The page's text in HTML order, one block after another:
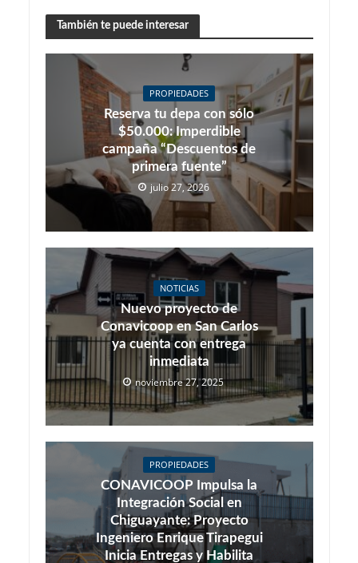
También te puede interesar
PROPIEDADES
Reserva tu depa con sólo
$50.000: Imperdible
campaña “Descuentos de
primera fuente”
julio 27, 2026
NOTICIAS
Nuevo proyecto de
Conavicoop en San Carlos
ya cuenta con entrega
inmediata
noviembre 27, 2025
PROPIEDADES
CONAVICOOP Impulsa la
Integración Social en
Chiguayante: Proyecto
Ingeniero Enrique Tirapegui
Inicia Entregas y Habilita